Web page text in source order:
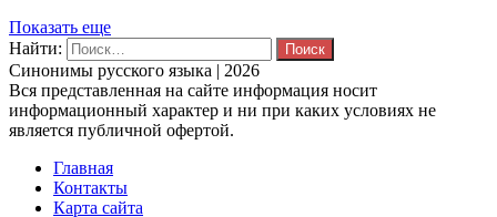
Показать еще
Найти:
Синонимы русского языка | 2026
Вся представленная на сайте информация носит
информационный характер и ни при каких условиях не
является публичной офертой.
Главная
Контакты
Карта сайта